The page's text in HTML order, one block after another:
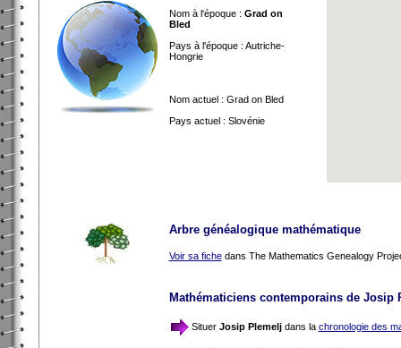
Nom à l'époque : Grad on
Bled
Pays à l'époque : Autriche-
Hongrie
Nom actuel : Grad on Bled
Pays actuel : Slovénie
Arbre généalogique mathématique
Voir sa fichedans The Mathematics Genealogy
Mathématiciens contemporains de Josip
Situer Josip Plemeljdans la chronologie des